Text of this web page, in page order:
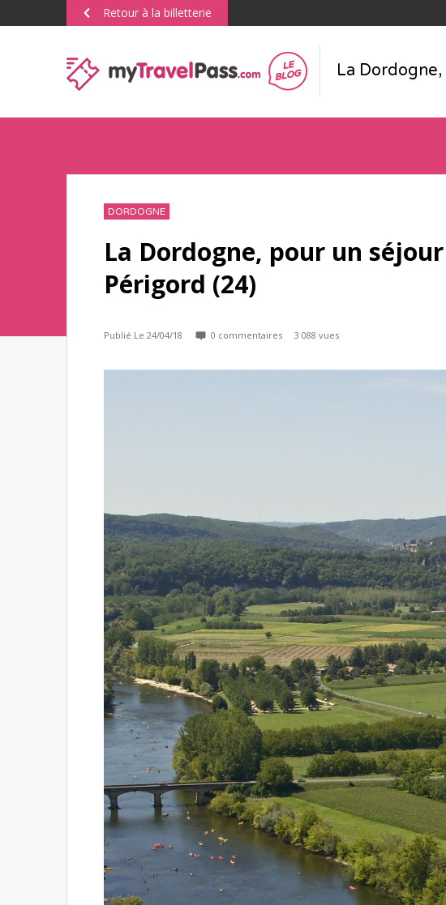
Retour à la billetterie
DORDOGNE
La Dordogne, pour un
Périgord (24)
Publié Le 24/04/18 0 commentaires 3 088 vues